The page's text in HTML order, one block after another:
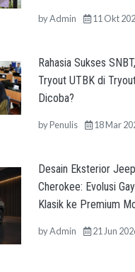
byAdmin 11 Okt
Rahasia Sukses
Tryout UTBK di
Dicoba?
byPenulis 18 Mar
Desain Eksterior
Cherokee: Evolusi
Klasik ke Premium
byAdmin 21 Jun